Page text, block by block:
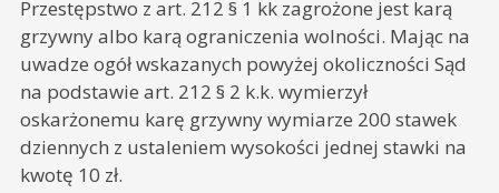
Przestępstwo z art. 212 § 1 kk zagrożone jest karą
grzywny albo karą ograniczenia wolności. Mając na
uwadze ogół wskazanych powyżej okoliczności Sąd
na podstawie art. 212 § 2 k.k. wymierzył
oskarżonemu karę grzywny wymiarze 200 stawek
dziennych z ustaleniem wysokości jednej stawki na
kwotę 10 zł.